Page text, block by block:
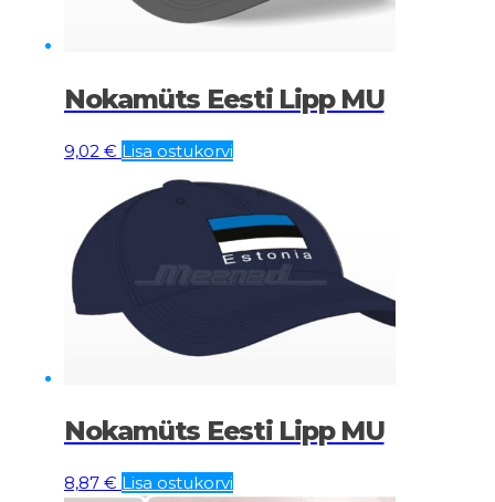
Nokamüts Eesti Lipp MU
9,02 € Lisa ostukorvi
Nokamüts Eesti Lipp MU
8,87 € Lisa ostukorvi